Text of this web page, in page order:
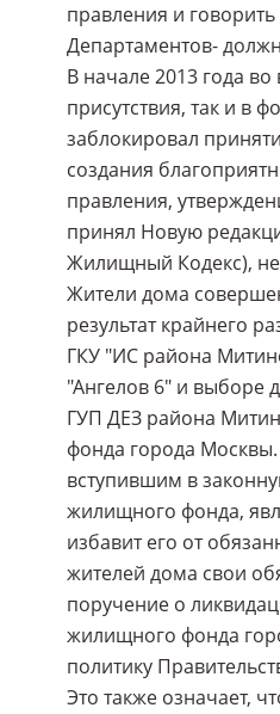
правления и
Департаментов-
В начале 2013 года
присутствия, так и в
заблокировал
создания
правления,
принял Новую
Жилищный Кодекс),
Жители дома
результат крайнего
ГКУ "ИС района
"Ангелов 6" и выборе
ГУП ДЕЗ района
фонда города
вступившим в
жилищного фонда,
избавит его от
жителей дома свои
поручение о
жилищного фонда
политику
Это также означает,